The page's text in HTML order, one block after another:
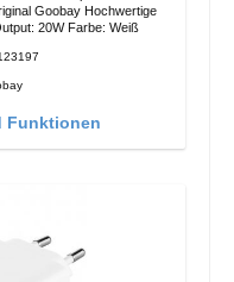
Hochwertige
Verarbeitung Anschlüsse: USB-C Output: 20W Farbe: Weiß
Funktionen